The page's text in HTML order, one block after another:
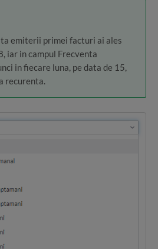
emiterii primei facturi ai ales
iar in campul Frecventa
in fiecare luna, pe data de 15,
recurenta.